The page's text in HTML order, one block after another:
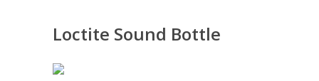
Loctite Sound Bottle